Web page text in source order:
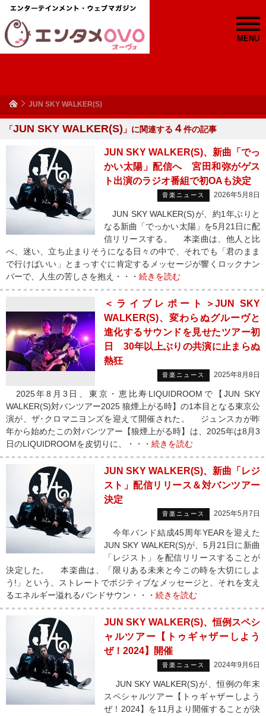
MENU
JUN SKY WALKER(S)
「JUN SKY WALKER(S) 」に関連する ４件の記事
JUN SKY WALKER(S)、新曲「でっ
かい太陽」配信へ 宮田和弥がゲス
ト出演のラジオ番組で初OAも決定
音楽ニュース 2026年5月8日
JUN SKY WALKER(S)が、約1年ぶりと
なる新曲「でっかい太陽」を5月21日に配
信リリースする。 本楽曲は、他人と比
べ、迷い、立ち止まりそうになる日々の中で、それでも「君のまま
で行けばいい」とまっすぐに肯定するメッセージが響くロックナン
バーで、人生の苦しさを抱え・・・ 続きを読む
＜ライブレポート＞JUN SKY
WALKER(S)、変わらぬグルーヴと
進化するサウンドを見せたツアー初
日 30年以上ぶりの共演に止まらぬ
熱狂
音楽ニュース 2025年8月8日
2025年8月3日、東京・恵比寿LIQUIDROOMで【JUN SKY
WALKER(S)対バンツアー2025 狼煙上がる時】の1本目となる東京公
演が、ザ･クロマニヨンズを迎えて開催された。 ジュンスカが昨
年から始めたこの対バンツアー【狼煙上がる時】は、2025年は8月3
日のLIQUIDROOMを皮切りに、・・・ 続きを読む
JUN SKY WALKER(S)、新曲「レジ
スト」配信リリース＆対バンツアー
決定
音楽ニュース 2025年5月7日
今年バンド結成45周年YEARを迎えた
JUN SKY WALKER(S)が、5月21日に新曲
「レジスト」を配信リリースすることが
決定した。 本楽曲は、「限りある未来と今この時を大切にしよ
う!」という、ストレートでポジティブなメッセージと、それを支え
るエネルギー溢れるバンドサウン・・・ 続きを読む
JUN SKY WALKER(S)、恒例スペシ
ャルツアー【トゥギャザーしよう
ぜ！2024】開催
音楽ニュース 2024年9月6日
JUN SKY WALKER(S)が、恒例の年末
スペシャルツアー【トゥギャザーしよう
ぜ！2024】を11月より開催することが決